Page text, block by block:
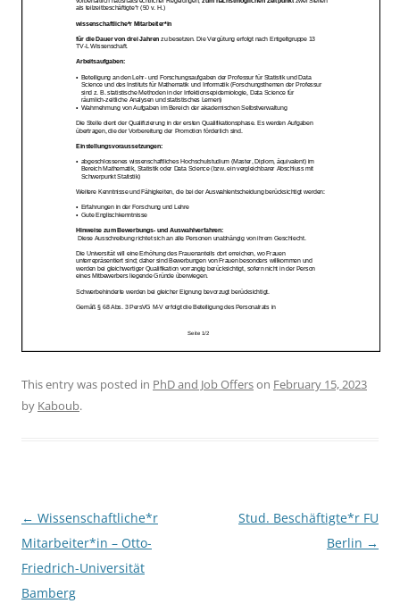
This entry was posted in PhD and Job Offerson February 15, 2023
by Kaboub.
Post
navigation
← Wissenschaftliche*r
Mitarbeiter*in – Otto-
Friedrich-Universität
Bamberg
Stud. Beschäftigte*r FU
Berlin →